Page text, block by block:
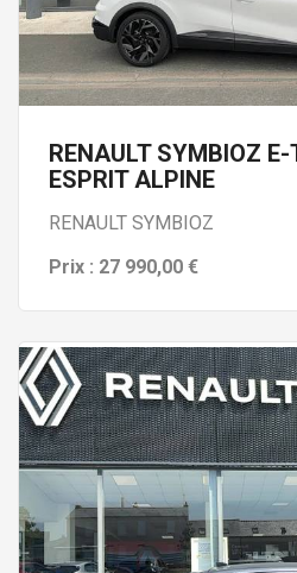
RENAULT SYMBIOZ
ESPRIT ALPINE
RENAULT SYMBIOZ
Prix : 27 990,00 €